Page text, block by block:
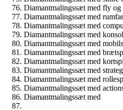
Diamantmalingssæt med fly
Diamantmalingssæt med
Diamantmalingssæt med
Diamantmalingssæt med
Diamantmalingssæt med
Diamantmalingssæt med
Diamantmalingssæt med
Diamantmalingssæt med
Diamantmalingssæt med
Diamantmalingssæt med
Diamantmalingssæt med